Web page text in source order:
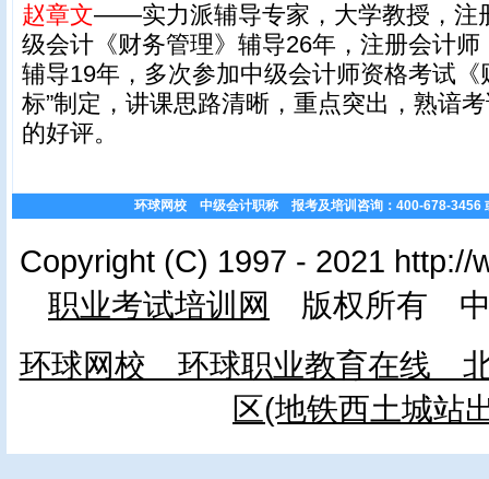
赵章文——实力派辅导专家，大学教授，注
级会计《财务管理》辅导26年，注册会计
辅导19年，多次参加中级会计师资格考试《
标”制定，讲课思路清晰，重点突出，熟谙
的好评。
环球网校 中级会计职称 报考及培训咨询：400-678-3456
Copyright (C) 1997 - 2021
职业考试培训网
版权所有 中
环球网校 环球职业教育在线 北
区(地铁西土城站